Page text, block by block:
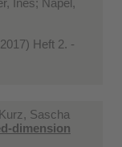
Heft 2. -
Sascha
dimension